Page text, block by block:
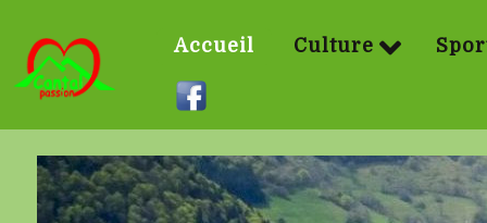
Accueil Culture